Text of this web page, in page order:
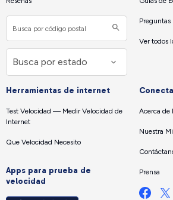
Preguntas
Ver todos
Herramientas de internet
Test Velocidad — Medir Velocidad de
Internet
Que Velocidad Necesito
Apps para prueba de
velocidad
Acerca de
Nuestra
Prensa